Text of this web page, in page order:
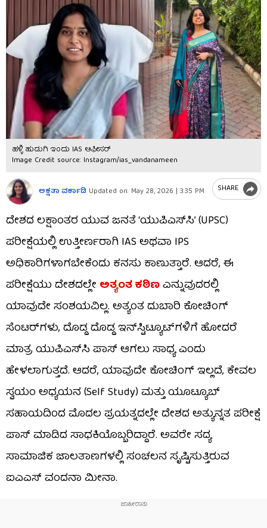
ಹಳ್ಳಿ ಹುಡುಗಿ ಇಂದು IAS ಆಫೀಸರ್
Image Credit source: Instagram/ias_vandanameen
ಅಕ್ಷತಾ ವರ್ಕಾಡಿ Updated on: May 28, 2026 | 3:35 PM SHARE
ದೇಶದ ಲಕ್ಷಾಂತರ ಯುವ ಜನತೆ ‘ಯುಪಿಎಸ್‌ಸಿ’ (UPSC)
ಪರೀಕ್ಷೆಯಲ್ಲಿ ಉತ್ತೀರ್ಣರಾಗಿ IAS ಅಥವಾ IPS
ಅಧಿಕಾರಿಗಳಾಗಬೇಕೆಂದು ಕನಸು ಕಾಣುತ್ತಾರೆ. ಆದರೆ, ಈ
ಪರೀಕ್ಷೆಯು ದೇಶದಲ್ಲೇ ಅತ್ಯಂತ ಕಠಿಣಎನ್ನುವುದರಲ್ಲಿ
ಯಾವುದೇ ಸಂಶಯವಿಲ್ಲ. ಅತ್ಯಂತ ದುಬಾರಿ ಕೋಚಿಂಗ್
ಸೆಂಟರ್‌ಗಳು, ದೊಡ್ಡ ದೊಡ್ಡ ಇನ್‌ಸ್ಟಿಟ್ಯೂಟ್‌ಗಳಿಗೆ ಹೋದರೆ
ಮಾತ್ರ ಯುಪಿಎಸ್‌ಸಿ ಪಾಸ್ ಆಗಲು ಸಾಧ್ಯ ಎಂದು
ಹೇಳಲಾಗುತ್ತದೆ. ಆದರೆ, ಯಾವುದೇ ಕೋಚಿಂಗ್ ಇಲ್ಲದೆ, ಕೇವಲ
ಸ್ವಯಂ ಅಧ್ಯಯನ (Self Study) ಮತ್ತು ಯೂಟ್ಯೂಬ್
ಸಹಾಯದಿಂದ ಮೊದಲ ಪ್ರಯತ್ನದಲ್ಲೇ ದೇಶದ ಅತ್ಯುನ್ನತ ಪರೀಕ್ಷೆ
ಪಾಸ್ ಮಾಡಿದ ಸಾಧಕಿಯೊಬ್ಬರಿದ್ದಾರೆ. ಅವರೇ ಸದ್ಯ
ಸಾಮಾಜಿಕ ಜಾಲತಾಣಗಳಲ್ಲಿ ಸಂಚಲನ ಸೃಷ್ಟಿಸುತ್ತಿರುವ
ಐಎಎಸ್ ವಂದನಾ ಮೀನಾ.